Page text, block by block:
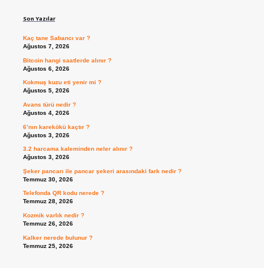
Son Yazılar
Kaç tane Sabancı var ?
Ağustos 7, 2026
Bitcoin hangi saatlerde alınır ?
Ağustos 6, 2026
Kokmuş kuzu eti yenir mi ?
Ağustos 5, 2026
Avans türü nedir ?
Ağustos 4, 2026
6’nın karekökü kaçtır ?
Ağustos 3, 2026
3.2 harcama kaleminden neler alınır ?
Ağustos 3, 2026
Şeker pancarı ile pancar şekeri arasındaki fark nedir ?
Temmuz 30, 2026
Telefonda QR kodu nerede ?
Temmuz 28, 2026
Kozmik varlık nedir ?
Temmuz 26, 2026
Kalker nerede bulunur ?
Temmuz 25, 2026